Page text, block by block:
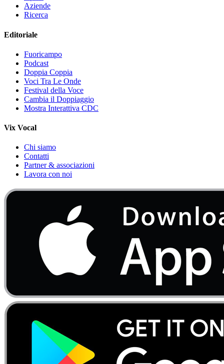
Aziende
Ricerca
Editoriale
Fuoricampo
Podcast
Doppia Coppia
Voci Tra Le Onde
Festival della Voce
Cambia il Doppiaggio
Mostra Interattiva CDC
Vix Vocal
Chi siamo
Contatti
Partner & associazioni
Lavora con noi